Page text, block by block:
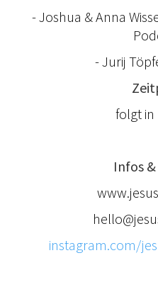
- Joshua & Anna
- Jurij
folgt in
Infos
instagram.com/